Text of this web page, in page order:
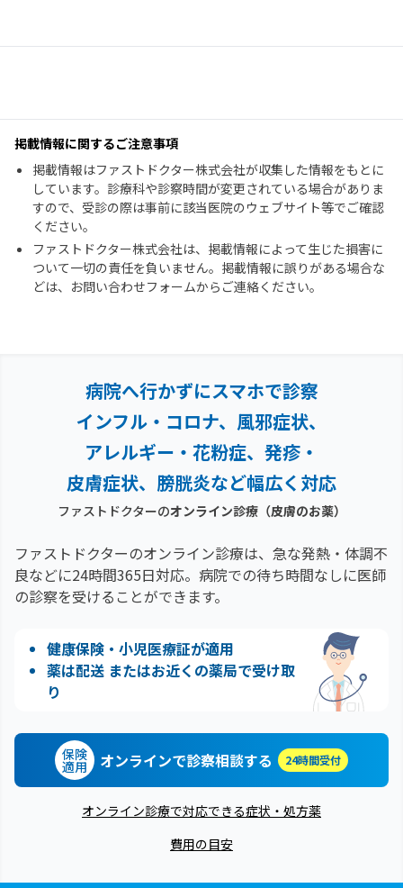
掲載情報に関するご注意事項
掲載情報はファストドクター株式会社が収集した情報をもとに
しています。診療科や診察時間が変更されている場合がありま
すので、受診の際は事前に該当医院のウェブサイト等でご確認
ください。
ファストドクター株式会社は、掲載情報によって生じた損害に
ついて一切の責任を負いません。掲載情報に誤りがある場合な
どは、お問い合わせフォームからご連絡ください。
病院へ行かずにスマホで診察
インフル・コロナ、風邪症状、
アレルギー・花粉症、 発疹・
皮膚症状、膀胱炎など幅広く対応
ファストドクターのオンライン診療（皮膚のお薬）
ファストドクターのオンライン診療は、急な発熱・体調不
良などに24時間365日対応。 病院での待ち時間なしに医師
の診察を受けることができます。
健康保険・小児医療証が適用
薬は配送 またはお近くの薬局で受け取
り
保険
適用 オンラインで診察相談する 24時間受付
オンライン診療で対応できる症状・処方薬
費用の目安